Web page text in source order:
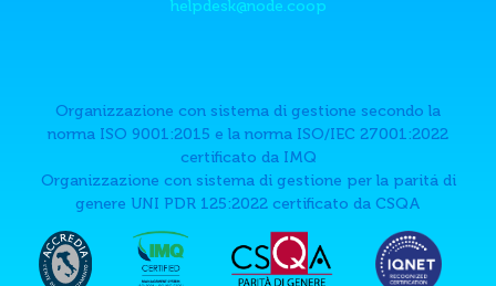
helpdesk@node.coop
Organizzazione con sistema di gestione secondo la
norma ISO 9001:2015 e la norma ISO/IEC 27001:2022
certificato da IMQ
Organizzazione con sistema di gestione per la paritá di
genere UNI PDR 125:2022 certificato da CSQA